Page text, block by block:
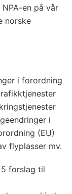
en på vår
norske
i forordning
i
(EU)
flyplasser mv.
forslag til